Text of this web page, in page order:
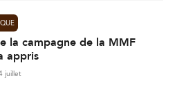
la campagne de la MMF
appris
juillet